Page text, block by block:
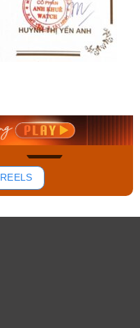
Mua ngay